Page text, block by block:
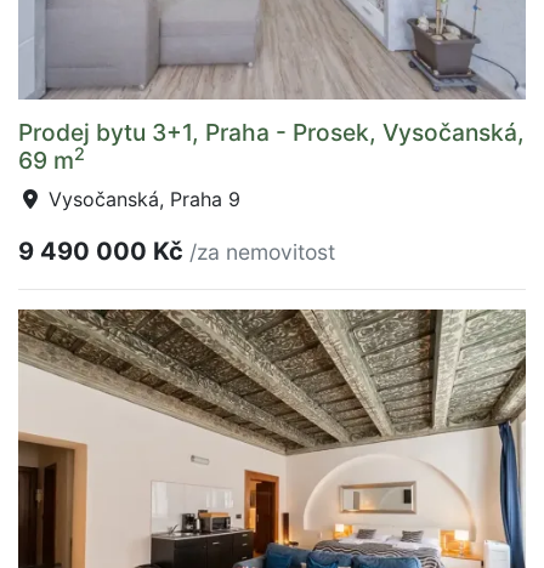
Prodej bytu 3+1, Praha - Prosek, Vysočanská,
69 m2
Vysočanská, Praha 9
9 490 000 Kč /za nemovitost